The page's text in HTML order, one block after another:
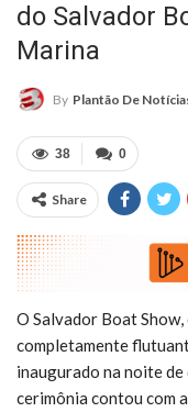
do Salvador
Marina
By Plantão De
0
38
Share
O Salvador Boat
completamente
inaugurado na noite
cerimônia contou com